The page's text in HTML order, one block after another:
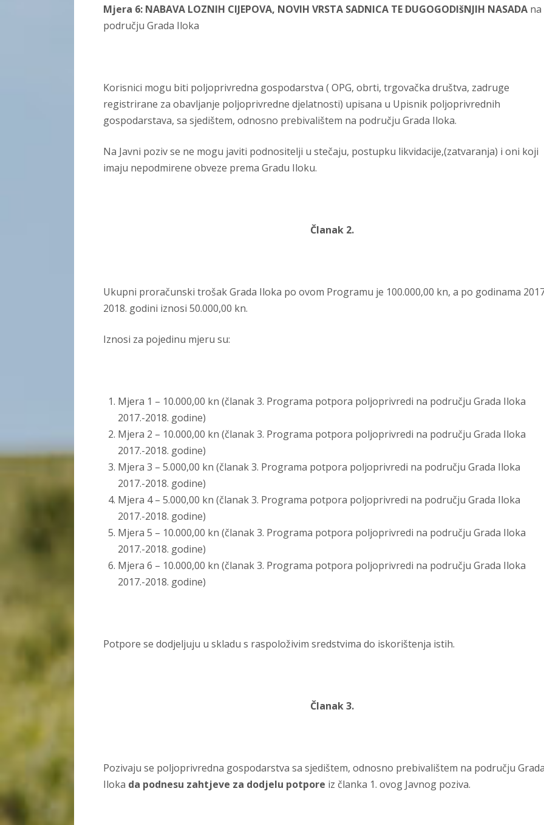
Mjera 6: NABAVA LOZNIH CIJEPOVA, NOVIH VRSTA SADNICA TE DUGOGODIšNJIH NASADA na
području Grada Iloka
Korisnici mogu biti poljoprivredna gospodarstva ( OPG, obrti, trgovačka društva, zadruge
registrirane za obavljanje poljoprivredne djelatnosti) upisana u Upisnik poljoprivrednih
gospodarstava, sa sjedištem, odnosno prebivalištem na području Grada Iloka.
Na Javni poziv se ne mogu javiti podnositelji u stečaju, postupku likvidacije,(zatvaranja) i oni koji
imaju nepodmirene obveze prema Gradu Iloku.
Članak 2.
Ukupni proračunski trošak Grada Iloka po ovom Programu je 100.000,00 kn, a po godinama
2018. godini iznosi 50.000,00 kn.
Iznosi za pojedinu mjeru su:
Mjera 1 – 10.000,00 kn (članak 3. Programa potpora poljoprivredi na području Grada Iloka
2017.-2018. godine)
Mjera 2 – 10.000,00 kn (članak 3. Programa potpora poljoprivredi na području Grada Iloka
2017.-2018. godine)
Mjera 3 – 5.000,00 kn (članak 3. Programa potpora poljoprivredi na području Grada Iloka
2017.-2018. godine)
Mjera 4 – 5.000,00 kn (članak 3. Programa potpora poljoprivredi na području Grada Iloka
2017.-2018. godine)
Mjera 5 – 10.000,00 kn (članak 3. Programa potpora poljoprivredi na području Grada Iloka
2017.-2018. godine)
Mjera 6 – 10.000,00 kn (članak 3. Programa potpora poljoprivredi na području Grada Iloka
2017.-2018. godine)
Potpore se dodjeljuju u skladu s raspoloživim sredstvima do iskorištenja istih.
Članak 3.
Pozivaju se poljoprivredna gospodarstva sa sjedištem, odnosno prebivalištem na području
Iloka da podnesu zahtjeve za dodjelu potpore iz članka 1. ovog Javnog poziva.